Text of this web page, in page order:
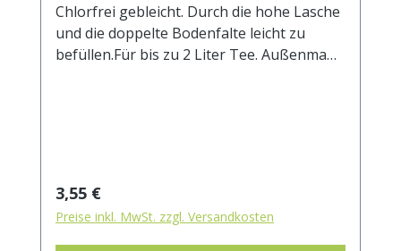
Chlorfrei gebleicht. Durch die hohe Lasche
und die doppelte Bodenfalte leicht zu
befüllen.Für bis zu 2 Liter Tee. Außenmaß
Regulärer Preis:
3,55 €
Preise inkl. MwSt. zzgl. Versandkosten